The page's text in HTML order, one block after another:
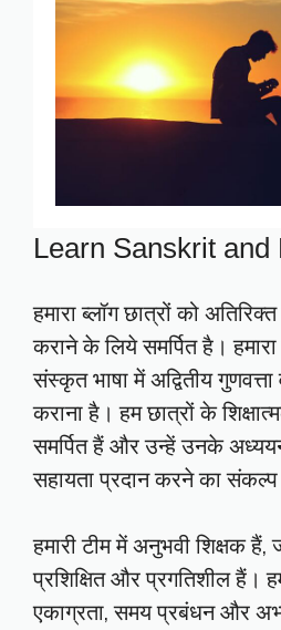
Learn Sanskrit and
हमारा ब्लॉग छात्रों को
कराने के लिये समर्पित है।
संस्कृत भाषा में अद्वितीय
कराना है। हम छात्रों के
समर्पित हैं और उन्हें उनके
सहायता प्रदान करने का
हमारी टीम में अनुभवी शिक्षक हैं,
प्रशिक्षित और प्रगतिशील हैं।
एकाग्रता, समय प्रबंधन और